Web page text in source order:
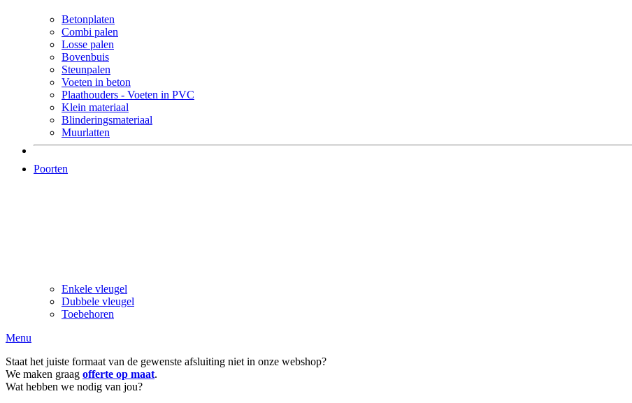
Betonplaten
Combi palen
Losse palen
Bovenbuis
Steunpalen
Voeten in beton
Plaathouders - Voeten in PVC
Klein materiaal
Blinderingsmateriaal
Muurlatten
Poorten
Enkele vleugel
Dubbele vleugel
Toebehoren
Menu
Staat het juiste formaat van de gewenste afsluiting niet in onze webshop?
We maken graag offerte op maat.
Wat hebben we nodig van jou?